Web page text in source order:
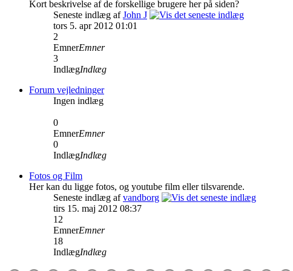
Kort beskrivelse af de forskellige brugere her på siden?
Seneste indlæg afJohn J
tors 5. apr 2012 01:01
2
EmnerEmner
3
IndlægIndlæg
Forum vejledninger
Ingen indlæg
0
EmnerEmner
0
IndlægIndlæg
Fotos og Film
Her kan du ligge fotos, og youtube film eller tilsvarende.
Seneste indlæg afvandborg
tirs 15. maj 2012 08:37
12
EmnerEmner
18
IndlægIndlæg